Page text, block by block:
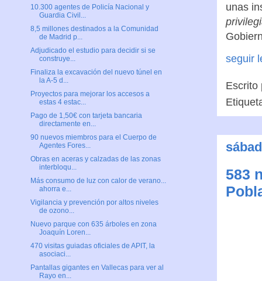
unas
seguir
583
10.300 agentes de Policía Nacional y
Guardia Civil...
8,5 millones destinados a la Comunidad
de Madrid p...
Adjudicado el estudio para decidir si se
construye...
Finaliza la excavación del nuevo túnel en
la A-5 d...
Proyectos para mejorar los accesos a
estas 4 estac...
Pago de 1,50€ con tarjeta bancaria
directamente en...
90 nuevos miembros para el Cuerpo de
Agentes Fores...
Obras en aceras y calzadas de las zonas
interbloqu...
Más consumo de luz con calor de verano...
ahorra e...
Vigilancia y prevención por altos niveles
de ozono...
Nuevo parque con 635 árboles en zona
Joaquín Loren...
470 visitas guiadas oficiales de APIT, la
asociaci...
Pantallas gigantes en Vallecas para ver al
Rayo en...